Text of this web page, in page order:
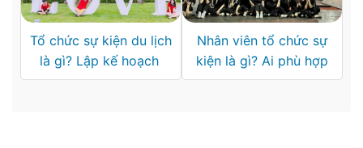
Tổ chức sự kiện du lịch
là gì? Lập kế hoạch
Nhân viên tổ chức sự
kiện là gì? Ai phù hợp